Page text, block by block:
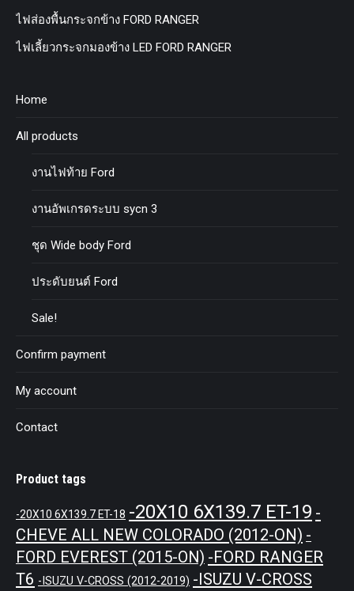
ไฟส่องพื้นกระจกข้าง FORD RANGER
ไฟเลี้ยวกระจกมองข้าง LED FORD RANGER
Home
All products
งานไฟท้าย Ford
งานอัพเกรดระบบ sycn 3
ชุด Wide body Ford
ประดับยนต์ Ford
Sale!
Confirm payment
My account
Contact
Product tags
-20X10 6X139.7 ET-18 -20X10 6X139.7 ET-19 -
CHEVE ALL NEW COLORADO (2012-ON) -
FORD EVEREST (2015-ON) -FORD RANGER
T6 -ISUZU V-CROSS (2012-2019) -ISUZU V-CROSS